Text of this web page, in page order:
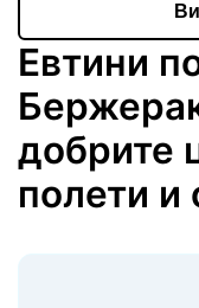
Евтини
добрите
полети и